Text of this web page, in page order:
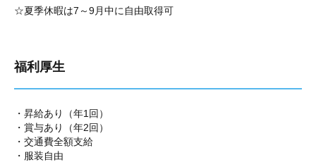
☆夏季休暇は7～9月中に自由取得可
福利厚生
・昇給あり（年1回）
・賞与あり（年2回）
・交通費全額支給
・服装自由